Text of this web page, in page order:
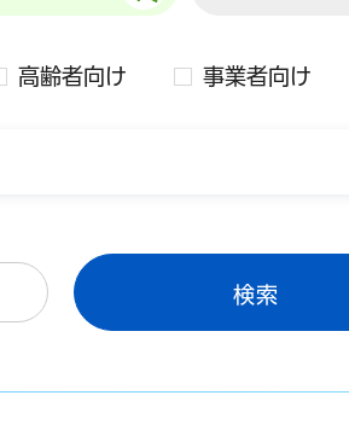
高齢者向け 事業者向け